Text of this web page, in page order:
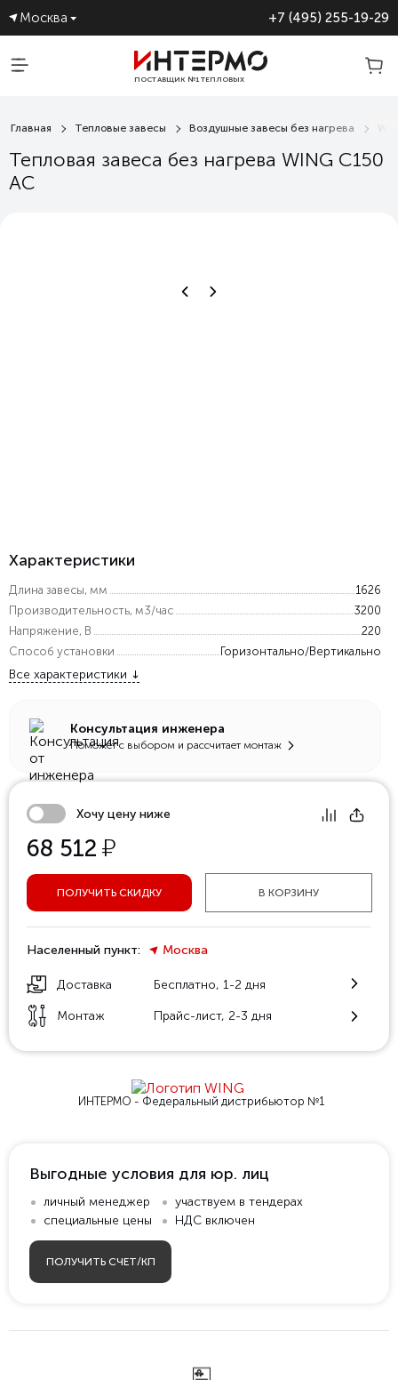
Москва +7 (495) 255-19-29
ПОСТАВЩИК №1 ТЕПЛОВЫХ
Главная Тепловые завесы Воздушные завесы без нагрева
Тепловая завеса без нагрева WING C150
AC
Характеристики
Длина завесы, мм
1626
Производительность, м3/час
3200
Напряжение, В
220
Способ установки
Горизонтально/Вертикально
Все характеристики
Консультация инженера
Поможет с выбором и рассчитает монтаж
Хочу цену ниже
68 512 у
ПОЛУЧИТЬ СКИДКУ В КОРЗИНУ
Населенный пункт: Москва
Доставка Бесплатно, 1-2 дня
Монтаж Прайс-лист, 2-3 дня
ИНТЕРМО - Федеральный дистрибьютор №1
Выгодные условия для юр. лиц
личный менеджер
специальные цены
участвуем в тендерах
НДС включен
ПОЛУЧИТЬ СЧЕТ/КП